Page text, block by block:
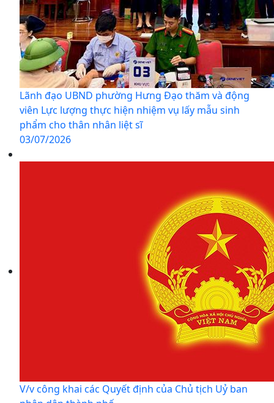
Lãnh đạo UBND phường Hưng Đạo thăm và động
viên Lực lượng thực hiện nhiệm vụ lấy mẫu sinh
phẩm cho thân nhân liệt sĩ
03/07/2026
V/v công khai các Quyết định của Chủ tịch Uỷ ban